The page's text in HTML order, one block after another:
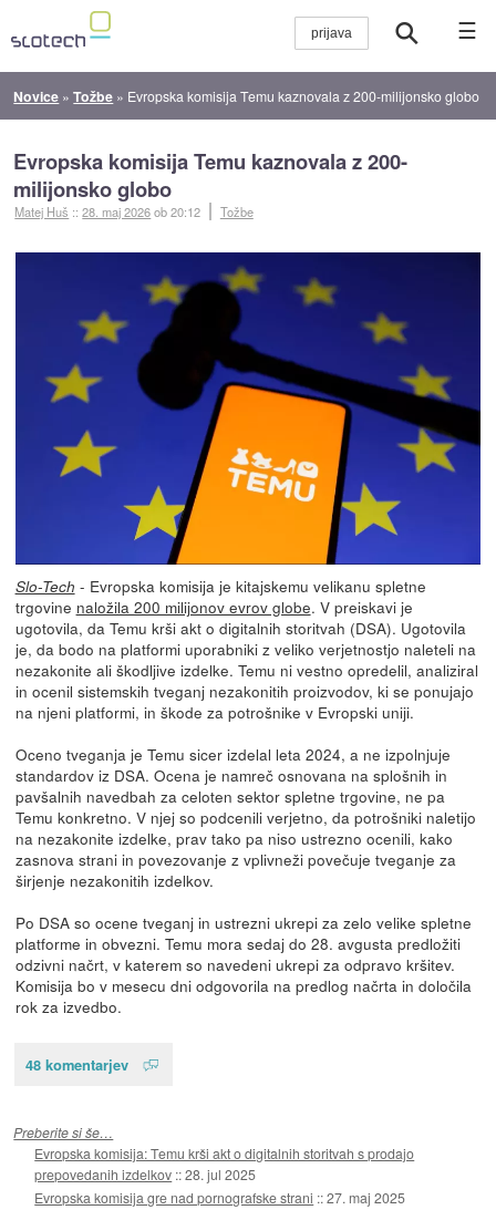
☰
Novice »Tožbe » Evropska komisija Temu kaznovala z 200-milijonsko globo
Evropska komisija Temu kaznovala z 200-
milijonsko globo
Matej Huš ::28. maj 2026ob 20:12 Tožbe
Slo-Tech - Evropska komisija je kitajskemu velikanu spletne
trgovine naložila 200 milijonov evrov globe. V preiskavi je
ugotovila, da Temu krši akt o digitalnih storitvah (DSA). Ugotovila
je, da bodo na platformi uporabniki z veliko verjetnostjo naleteli na
nezakonite ali škodljive izdelke. Temu ni vestno opredelil, analiziral
in ocenil sistemskih tveganj nezakonitih proizvodov, ki se ponujajo
na njeni platformi, in škode za potrošnike v Evropski uniji.
Oceno tveganja je Temu sicer izdelal leta 2024, a ne izpolnjuje
standardov iz DSA. Ocena je namreč osnovana na splošnih in
pavšalnih navedbah za celoten sektor spletne trgovine, ne pa
Temu konkretno. V njej so podcenili verjetno, da potrošniki naletijo
na nezakonite izdelke, prav tako pa niso ustrezno ocenili, kako
zasnova strani in povezovanje z vplivneži povečuje tveganje za
širjenje nezakonitih izdelkov.
Po DSA so ocene tveganj in ustrezni ukrepi za zelo velike spletne
platforme in obvezni. Temu mora sedaj do 28. avgusta predložiti
odzivni načrt, v katerem so navedeni ukrepi za odpravo kršitev.
Komisija bo v mesecu dni odgovorila na predlog načrta in določila
rok za izvedbo.
48 komentarjev
Preberite si še…
Evropska komisija: Temu krši akt o digitalnih storitvah s prodajo
prepovedanih izdelkov ::28. jul 2025
Evropska komisija gre nad pornografske strani ::27. maj 2025